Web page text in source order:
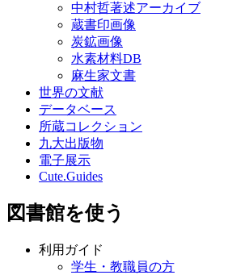
中村哲著述アーカイブ
蔵書印画像
炭鉱画像
水素材料DB
麻生家文書
世界の文献
データベース
所蔵コレクション
九大出版物
電子展示
Cute.Guides
図書館を使う
利用ガイド
学生・教職員の方